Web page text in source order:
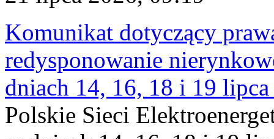
Komunikat dotyczący
redysponowanie
dniach 14, 16, 18 i 19
Polskie Sieci